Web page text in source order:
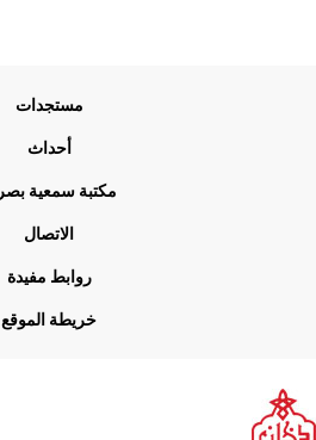
مستجدات
أحداث
مكتبة سمعية بصرية
الاتصال
روابط مفيدة
خريطة الموقع